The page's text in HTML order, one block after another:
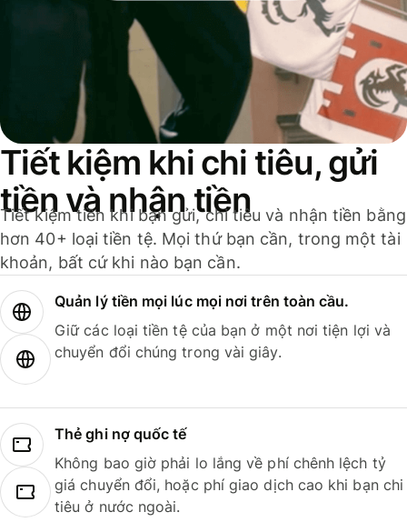
Tiết kiệm khi chi tiêu, gửi
tiền và nhận tiền
Tiết kiệm tiền khi bạn gửi, chi tiêu và nhận tiền bằng
hơn 40+ loại tiền tệ. Mọi thứ bạn cần, trong một tài
khoản, bất cứ khi nào bạn cần.
Quản lý tiền mọi lúc mọi nơi trên toàn cầu.
Giữ các loại tiền tệ của bạn ở một nơi tiện lợi và
chuyển đổi chúng trong vài giây.
Thẻ ghi nợ quốc tế
Không bao giờ phải lo lắng về phí chênh lệch tỷ
giá chuyển đổi, hoặc phí giao dịch cao khi bạn chi
tiêu ở nước ngoài.